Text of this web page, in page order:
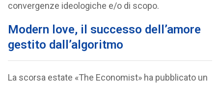
convergenze ideologiche e/o di scopo.
Modern love, il successo dell’amore
gestito dall’algoritmo
La scorsa estate «The Economist» ha pubblicato un